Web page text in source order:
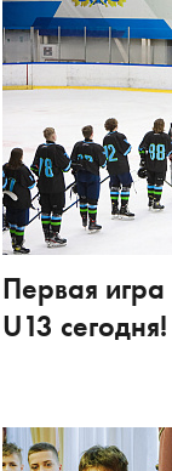
Первая
U13 сегодня!